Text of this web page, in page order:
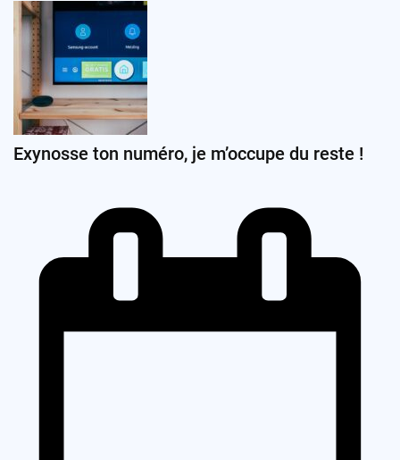
Exynosse ton numéro, je m’occupe du reste !